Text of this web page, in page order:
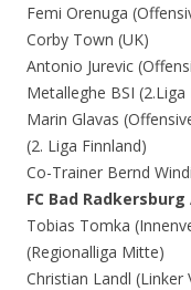
Femi Orenuga
Corby Town (UK)
Antonio Jurevic
Metalleghe BSI
Marin Glavas
(2. Liga Finnland)
Co-Trainer Bernd
FC Bad
Tobias Tomka
(Regionalliga Mitte)
Christian Landl (Linker